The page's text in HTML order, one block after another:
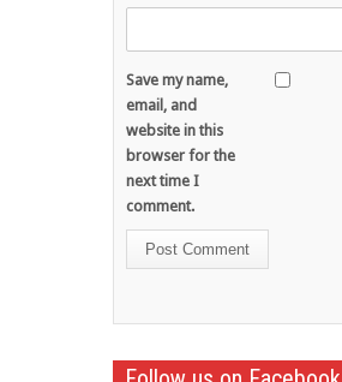
Save my name,
email, and
website in this
browser for the
next time I
comment.